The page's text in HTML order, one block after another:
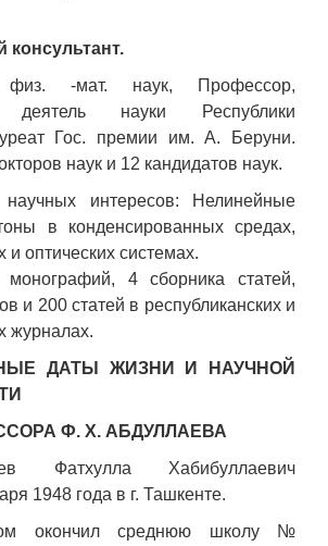
консультант.
физ. -мат. наук, Профессор,
деятель науки Республики
Гос. премии им. А. Беруни.
наук и 12 кандидатов наук.
научных интересов: Нелинейные
в конденсированных средах,
и оптических системах.
монографий, 4 сборника статей,
и 200 статей в республиканских и
журналах.
ДАТЫ ЖИЗНИ И НАУЧНОЙ
Ф. Х. АБДУЛЛАЕВА
Фатхулла Хабибуллаевич
1948 года в г. Ташкенте.
окончил среднюю школу №